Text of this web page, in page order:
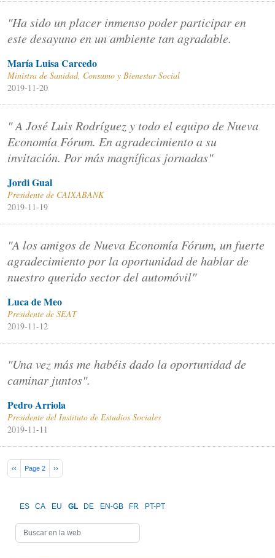
"Ha sido un placer inmenso poder participar en
este desayuno en un ambiente tan agradable.
María Luisa Carcedo
Ministra de Sanidad, Consumo y Bienestar Social
2019-11-20
" A José Luis Rodríguez y todo el equipo de Nueva
Economía Fórum. En agradecimiento a su
invitación. Por más magníficas jornadas"
Jordi Gual
Presidente de CAIXABANK
2019-11-19
"A los amigos de Nueva Economía Fórum, un fuerte
agradecimiento por la oportunidad de hablar de
nuestro querido sector del automóvil"
Luca de Meo
Presidente de SEAT
2019-11-12
"Una vez más me habéis dado la oportunidad de
caminar juntos".
Pedro Arriola
Presidente del Instituto de Estudios Sociales
2019-11-11
Pagination
Previous page
‹‹ Page 2 Next page
››
ES CA EU GL DE EN-GB FR PT-PT